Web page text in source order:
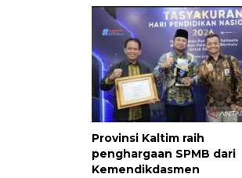
Provinsi Kaltim raih
penghargaan SPMB dari
Kemendikdasmen